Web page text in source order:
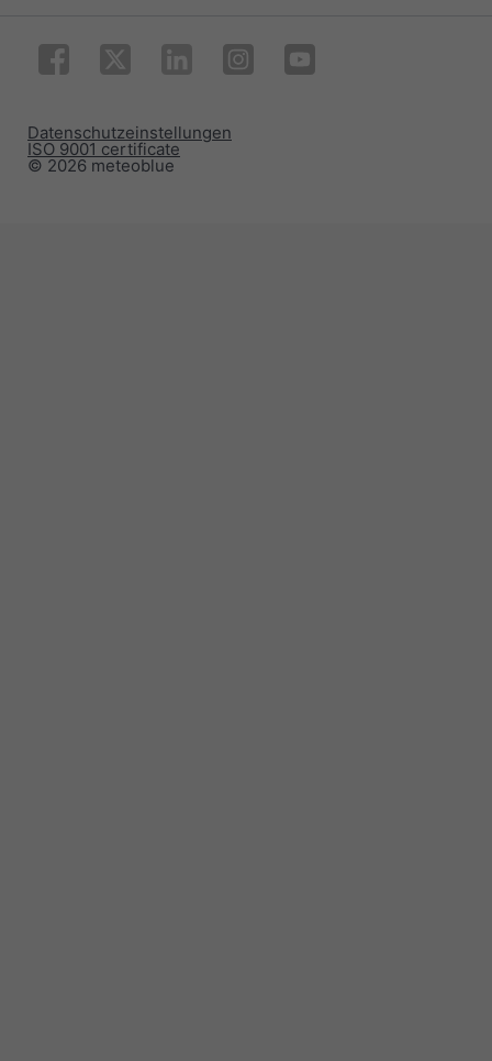
© 2026 meteoblue
ISO 9001 certificate
Datenschutzeinstellungen